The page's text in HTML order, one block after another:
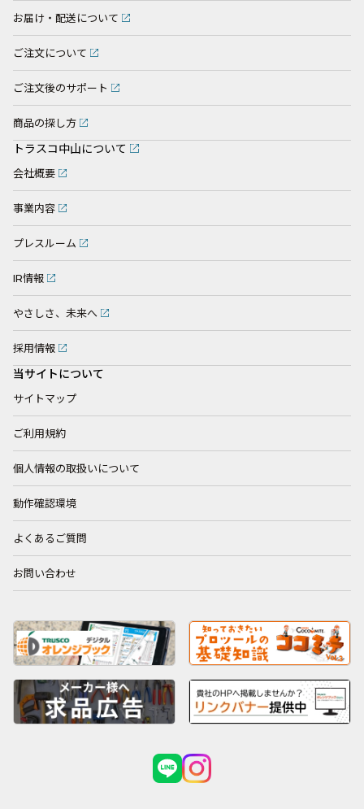
お届け・配送について
ご注文について
ご注文後のサポート
商品の探し方
トラスコ中山について
会社概要
事業内容
プレスルーム
IR情報
やさしさ、未来へ
採用情報
当サイトについて
サイトマップ
ご利用規約
個人情報の取扱いについて
動作確認環境
よくあるご質問
お問い合わせ